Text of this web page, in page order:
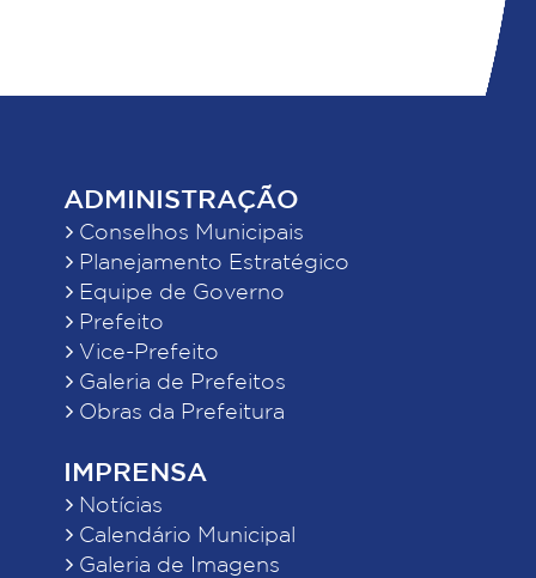
ADMINISTRAÇÃO
Conselhos Municipais
Planejamento Estratégico
Equipe de Governo
Prefeito
Vice-Prefeito
Galeria de Prefeitos
Obras da Prefeitura
IMPRENSA
Notícias
Calendário Municipal
Galeria de Imagens